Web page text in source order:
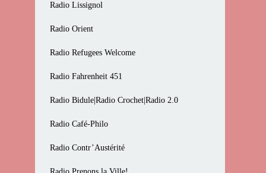
Radio Lissignol
Radio Orient
Radio Refugees Welcome
Radio Fahrenheit 451
Radio Bidule|Radio Crochet|Radio 2.0
Radio Café-Philo
Radio Contr’Austérité